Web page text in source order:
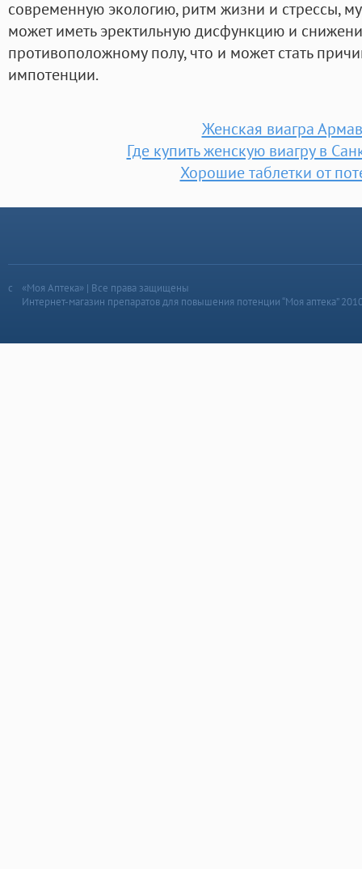
современную экологию, ритм жизни и стрессы,
может иметь эректильную дисфункцию и
противоположному полу, что и может стать
импотенции.
Женская виагра
Где купить женскую виагру в
Хорошие таблетки от
«Моя Аптека» | Все права защищены
Интернет-магазин препаратов для повышения потенции “Моя аптека”